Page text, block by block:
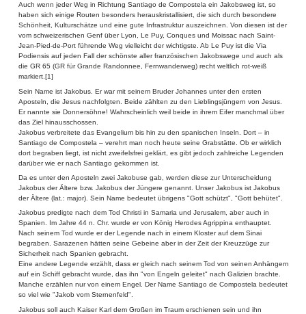
Auch wenn jeder Weg in Richtung Santiago de Compostela ein Jakobsweg ist, so
haben sich einige Routen besonders herauskristallisiert, die sich durch besondere
Schönheit, Kulturschätze und eine gute Infrastruktur auszeichnen. Von diesen ist der
vom schweizerischen Genf über Lyon, Le Puy, Conques und Moissac nach Saint-
Jean-Pied-de-Port führende Weg vielleicht der wichtigste. Ab Le Puy ist die Via
Podiensis auf jeden Fall der schönste aller französischen Jakobswege und auch als
die GR 65 (GR für Grande Randonnee, Fernwanderweg) recht weltlich rot-weiß
markiert.[1]
Sein Name ist Jakobus. Er war mit seinem Bruder Johannes unter den ersten
Aposteln, die Jesus nachfolgten. Beide zählten zu den Lieblingsjüngern von Jesus.
Er nannte sie Donnersöhne! Wahrscheinlich weil beide in ihrem Eifer manchmal über
das Ziel hinausschossen.
Jakobus verbreitete das Evangelium bis hin zu den spanischen Inseln. Dort – in
Santiago de Compostela – verehrt man noch heute seine Grabstätte. Ob er wirklich
dort begraben liegt, ist nicht zweifelsfrei geklärt, es gibt jedoch zahlreiche Legenden
darüber wie er nach Santiago gekommen ist.
Da es unter den Aposteln zwei Jakobuse gab, werden diese zur Unterscheidung
Jakobus der Ältere bzw. Jakobus der Jüngere genannt. Unser Jakobus ist Jakobus
der Ältere (lat.: major). Sein Name bedeutet übrigens "Gott schützt", "Gott behütet".
Jakobus predigte nach dem Tod Christi in Samaria und Jerusalem, aber auch in
Spanien. Im Jahre 44 n. Chr. wurde er von König Herodes Agrippina enthauptet.
Nach seinem Tod wurde er der Legende nach in einem Kloster auf dem Sinai
begraben. Sarazenen hätten seine Gebeine aber in der Zeit der Kreuzzüge zur
Sicherheit nach Spanien gebracht.
Eine andere Legende erzählt, dass er gleich nach seinem Tod von seinen Anhängern
auf ein Schiff gebracht wurde, das ihn "von Engeln geleitet" nach Galizien brachte.
Manche erzählen nur von einem Engel. Der Name Santiago de Compostela bedeutet
so viel wie "Jakob vom Sternenfeld".
Jakobus soll auch Kaiser Karl dem Großen im Traum erschienen sein und ihn